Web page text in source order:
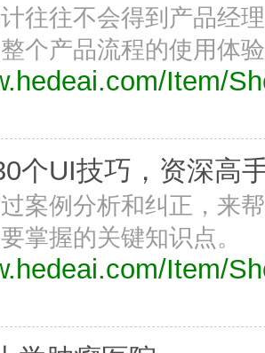
往往不会得到产品经
个产品流程的使用体
Item/
个UI技巧，资深高
案例分析和纠正，来
掌握的关键知识点。
Item/